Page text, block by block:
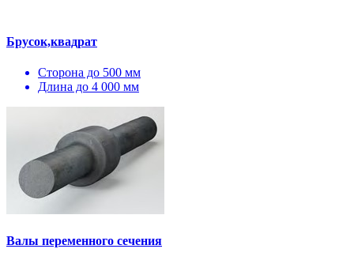
Брусок,квадрат
Сторона до 500 мм
Длина до 4 000 мм
Валы переменного сечения